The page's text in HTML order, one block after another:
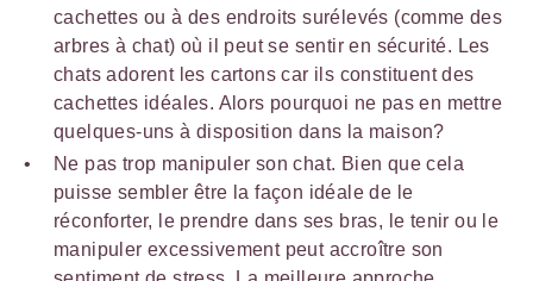
cachettes ou à des endroits surélevés (comme des
arbres à chat) où il peut se sentir en sécurité. Les
chats adorent les cartons car ils constituent des
cachettes idéales. Alors pourquoi ne pas en mettre
quelques-uns à disposition dans la maison?
Ne pas trop manipuler son chat. Bien que cela
puisse sembler être la façon idéale de le
réconforter, le prendre dans ses bras, le tenir ou le
manipuler excessivement peut accroître son